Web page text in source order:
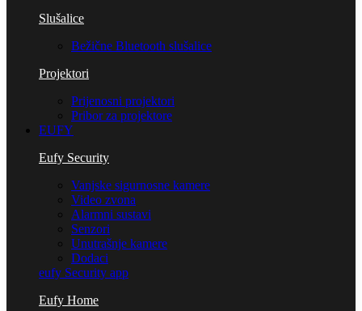
Slušalice
Bežične Bluetooth slušalice
Projektori
Prijenosni projektori
Pribor za projektore
EUFY
Eufy Security
Vanjske sigurnosne kamere
Video zvona
Alarmni sustavi
Senzori
Unutrašnje kamere
Dodaci
eufy Security app
Eufy Home